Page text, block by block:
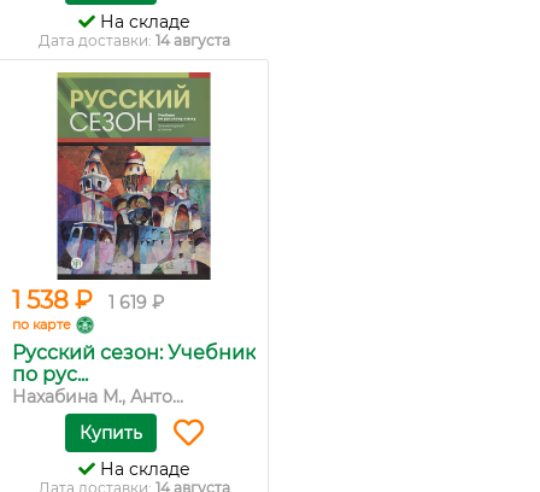
На складе
Дата доставки: 14 августа
1 538 ₽ 1 619 ₽
по карте
Русский сезон: Учебник
по рус...
Нахабина М., Анто...
Купить
На складе
Дата доставки: 14 августа